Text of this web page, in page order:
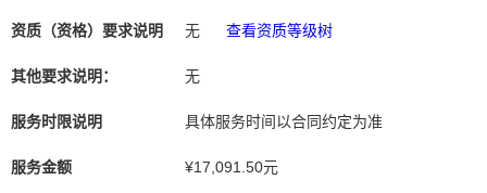
资质（资格）要求说明 无 查看资质等级树
其他要求说明： 无
服务时限说明 具体服务时间以合同约定为准
服务金额 ¥17,091.50元